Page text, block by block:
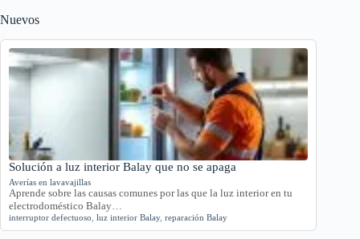
Nuevos
Solución a luz interior Balay que no se apaga
Averías en lavavajillas
Aprende sobre las causas comunes por las que la luz interior en tu
electrodoméstico Balay…
interruptor defectuoso luz interior Balay, reparación Balay